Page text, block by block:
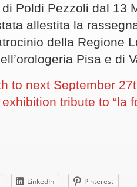
Poldi Pezzoli dal 13
allestita la
della Regione
Pisa e di
to next September
tribute to “la
LinkedIn Pinterest